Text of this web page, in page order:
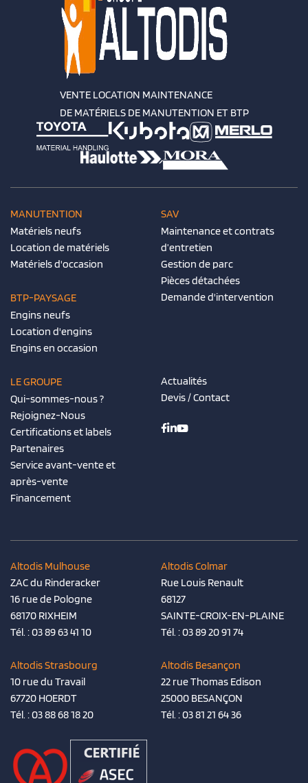
VENTE LOCATION MAINTENANCE
DE MATÉRIELS DE MANUTENTION ET BTP
MANUTENTION
Matériels neufs
Location de matériels
Matériels d'occasion
BTP-PAYSAGE
Engins neufs
Location d'engins
Engins en occasion
SAV
Maintenance et contrats
d’entretien
Gestion de parc
Pièces détachées
Demande d'intervention
LE GROUPE
Qui-sommes-nous ?
Rejoignez-Nous
Certifications et labels
Partenaires
Service avant-vente et
après-vente
Financement
Actualités
Devis / Contact
Altodis Mulhouse
ZAC du Rinderacker
16 rue de Pologne
68170 RIXHEIM
Tél. :03 89 63 41 10
Altodis Colmar
Rue Louis Renault
68127
SAINTE-CROIX-EN-PLAINE
Tél. :03 89 20 91 74
Altodis Strasbourg
10 rue du Travail
67720 HOERDT
Tél. :03 88 68 18 20
Altodis Besançon
22 rue Thomas Edison
25000 BESANÇON
Tél. :03 81 21 64 36